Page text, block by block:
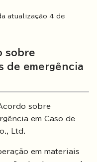
atualização 4 de
sobre
de emergência
sobre
em Caso de
Ltd.
em materiais